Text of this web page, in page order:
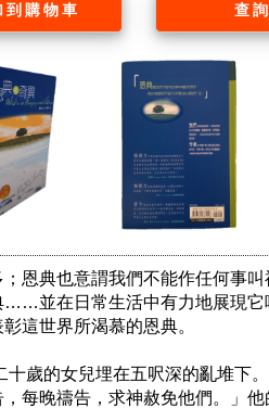
到購物車 查詢
恩典也意謂我們不能作任何事
並在日常生活中有力地展現
這世界所渴慕的恩典。
歲的女兒埋在五呎深的亂堆下
每晚禱告，求神赦免他們。」